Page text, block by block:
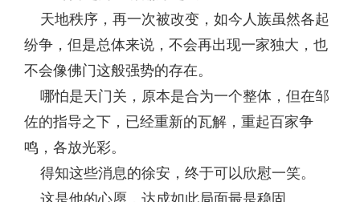
天地秩序，再一次被改变，如今人族虽然各起
纷争，但是总体来说，不会再出现一家独大，也
不会像佛门这般强势的存在。
哪怕是天门关，原本是合为一个整体，但在邹
佐的指导之下，已经重新的瓦解，重起百家争
鸣，各放光彩。
得知这些消息的徐安，终于可以欣慰一笑。
这是他的心愿，达成如此局面最是稳固。